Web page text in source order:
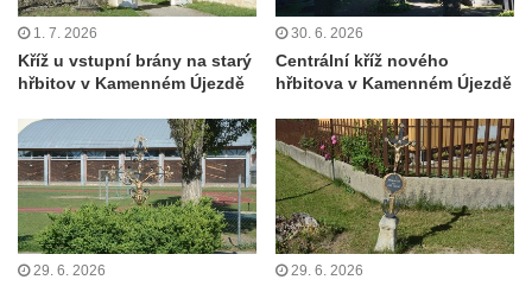
Kříž na Strážném vrchu v Rumburku
Kříž poblíž Ovčího mostu u Tisové
Kříž u kaple svatých Cyrila a Metoděje v
Kunraticích u Šluknova
Kříž na zahradě u domu ev. č. 11 v
Kunraticích u Šluknova
Kříž naproti domu čp. 34 v Kunraticích u
Šluknova
1. 7. 2026
Kříž u vstupní brány na starý
hřbitov v Kamenném Újezdě
30. 6. 2026
Centrální kříž nového
hřbitova v Kamenném Újezdě
29. 6. 2026 29. 6. 2026